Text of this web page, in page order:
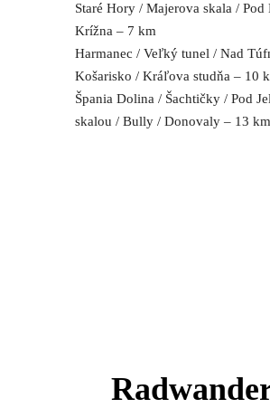
Staré Hory / Majerova skala / Pod
Krížna – 7 km
Harmanec / Veľký tunel / Nad
Košarisko / Kráľova studňa – 10
Špania Dolina / Šachtičky / Pod
skalou / Bully / Donovaly – 13 km